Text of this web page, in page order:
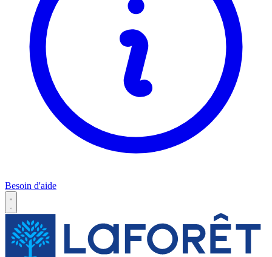
Besoin d'aide